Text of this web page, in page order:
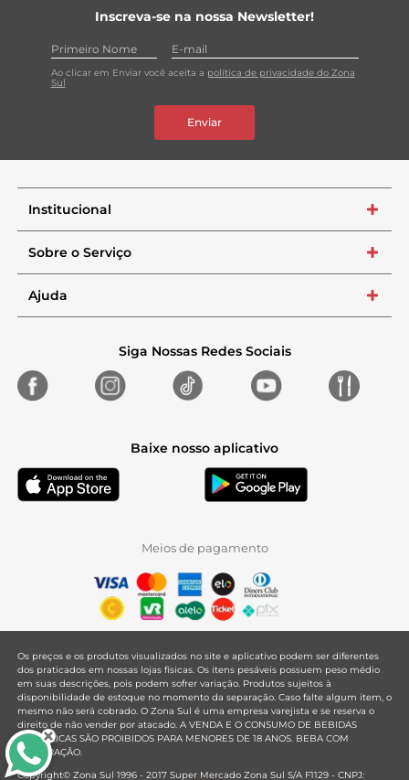
Inscreva-se na nossa Newsletter!
Ao clicar em Enviar você aceita a política de privacidade do Zona
Sul
Enviar
Institucional +
Sobre o Serviço +
Ajuda +
Siga Nossas Redes Sociais
Baixe nosso aplicativo
Meios de pagamento
Os preços e os produtos visualizados no site e aplicativo podem ser diferentes
dos praticados em nossas lojas físicas. Os itens pesáveis possuem peso médio
em suas descrições, pois podem sofrer variação. Produtos sujeitos à
disponibilidade de estoque no momento da separação. Caso falte algum item, o
mesmo não será cobrado. O Zona Sul é uma empresa varejista e se reserva o
direito de não vender por atacado. A VENDA E O CONSUMO DE BEBIDAS
ALCOÓLICAS SÃO PROIBIDOS PARA MENORES DE 18 ANOS. BEBA COM
MODERAÇÃO.
Copyright© Zona Sul 1996 - 2017 Super Mercado Zona Sul S/A F1129 - CNPJ: